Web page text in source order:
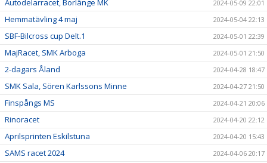
Autodelarracet, Borlänge MK 2024-05-09 22:01
Hemmatävling 4 maj 2024-05-04 22:13
SBF-Bilcross cup Delt.1 2024-05-01 22:39
MajRacet, SMK Arboga 2024-05-01 21:50
2-dagars Åland 2024-04-28 18:47
SMK Sala, Sören Karlssons Minne 2024-04-27 21:50
Finspångs MS 2024-04-21 20:06
Rinoracet 2024-04-20 22:12
Aprilsprinten Eskilstuna 2024-04-20 15:43
SAMS racet 2024 2024-04-06 20:17